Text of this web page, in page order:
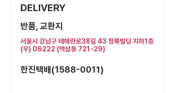
DELIVERY
반품, 교환지
서울시 강남구 테헤란로38길 43 청록빌딩 지하1층
(우) 06222 (역삼동 721-29)
한진택배(1588-0011)